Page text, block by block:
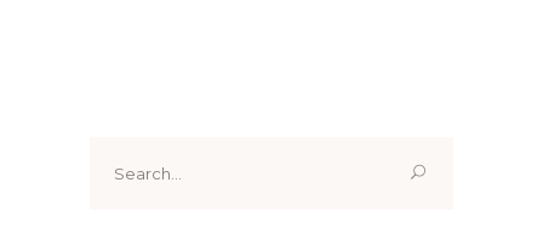
for: